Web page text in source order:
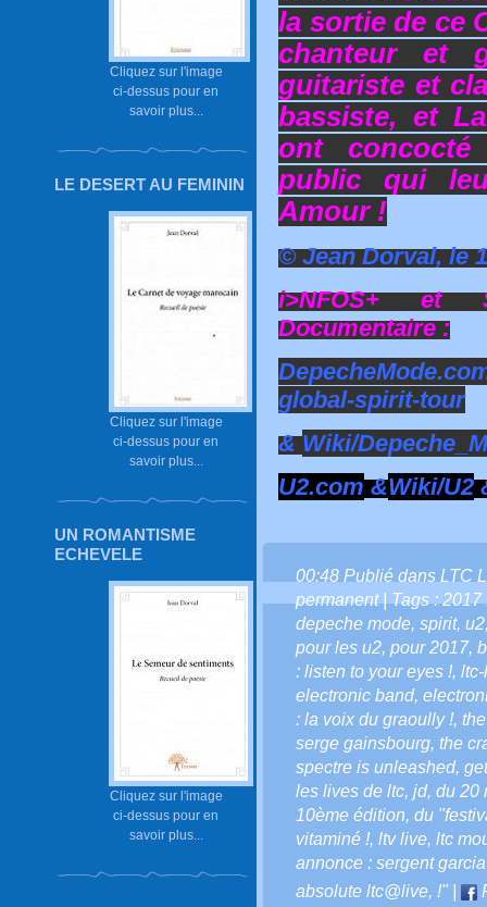
Cliquez sur l'image
ci-dessus pour en
savoir plus...
LE DESERT AU FEMININ
Cliquez sur l'image
ci-dessus pour en
savoir plus...
UN ROMANTISME
ECHEVELE
Cliquez sur l'image
ci-dessus pour en
savoir plus...
la sortie de ce
chanteur et
guitariste et
bassiste, et
ont
public qui
Amour !
© Jean Dorval, le
i>NFOS+ et
Documentaire :
global-spirit-tour
&Wiki/
U2.com&Wiki/U2
00:48 Publié dans LTC
permanent| Tags :2017
depeche mode, spirit, u2
pour les u2, pour 2017,
: listen to your eyes !,
electronic band,
: la voix du graoully !,
serge gainsbourg, the
spectre is unleashed,
les lives de ltc, jd, du 20
10ème édition, du
vitaminé !, ltv live, ltc
annonce : sergent
absolute ltc@live, !"